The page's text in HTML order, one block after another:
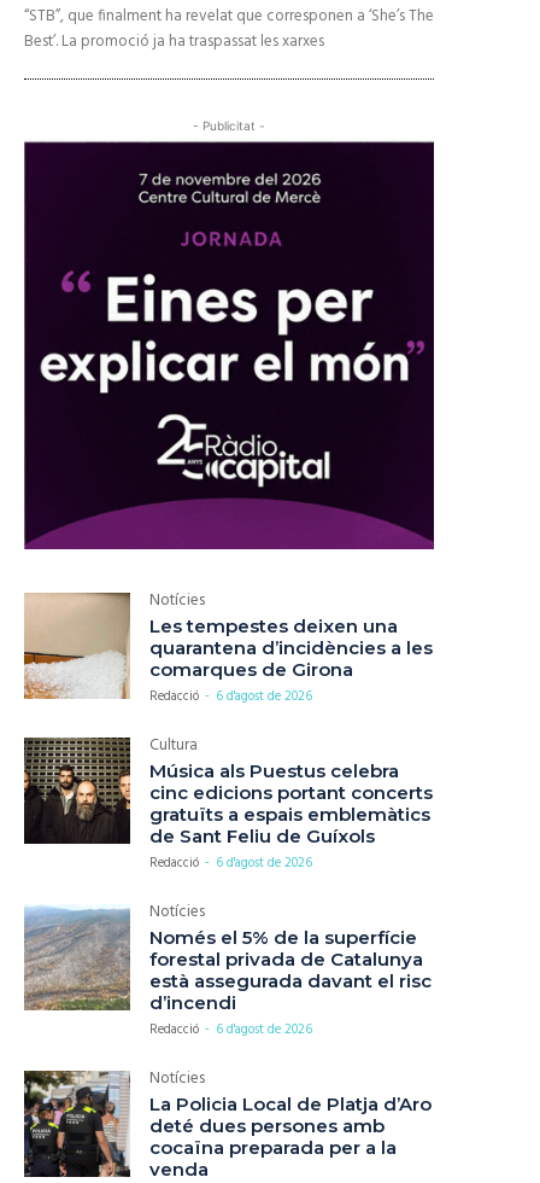
“STB”, que finalment ha revelat que corresponen a ‘She’s The
Best’. La promoció ja ha traspassat les xarxes
- Publicitat -
Notícies
Les tempestes deixen una
quarantena d’incidències a les
comarques de Girona
Redacció - 6 d'agost de 2026
Cultura
Música als Puestus celebra
cinc edicions portant concerts
gratuïts a espais emblemàtics
de Sant Feliu de Guíxols
Redacció - 6 d'agost de 2026
Notícies
Només el 5% de la superfície
forestal privada de Catalunya
està assegurada davant el risc
d’incendi
Redacció - 6 d'agost de 2026
Notícies
La Policia Local de Platja d’Aro
deté dues persones amb
cocaïna preparada per a la
venda